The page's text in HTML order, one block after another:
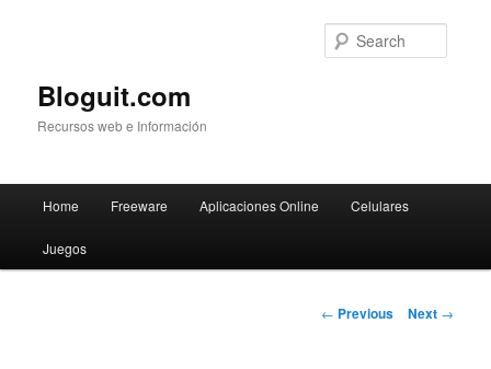
Bloguit.com
Recursos web e Información
Skip
to
Home Freeware Aplicaciones Online Celulares
Juegos
Post
← Previous Next →